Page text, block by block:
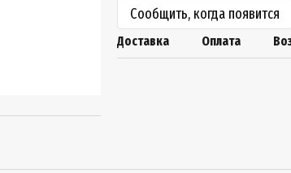
Сообщить, когда появится
Доставка Оплата